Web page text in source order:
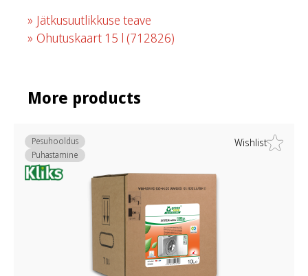
Jätkusuutlikkuse teave
Ohutuskaart 15 l (712826)
More products
Wishlist
Pesuhooldus
Puhastamine